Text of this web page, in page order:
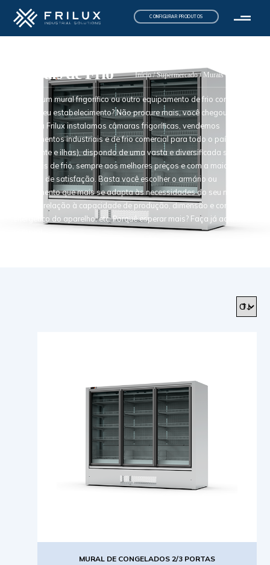
CONFIGURAR PRODUTOS
Murais de Frio Início/Supermercado/ Murais de Frio
Procura um mural frigorífico ou outro equipamento de frio comercial
para o seu estabelecimento? Não procure mais, você chegou ao sítio
certo. Na Frilux instalamos câmaras frigoríficas, vendemos
equipamentos industriais e de frio comercial para todo o país
(continente e ilhas), dispondo de uma vasta e diversificada seleção
de murais de frio, sempre aos melhores preços e com a maior
garantia de satisfação. Basta você escolher o armário ou
equipamento que mais se adapta às necessidades do seu negócio,
quer em relação à capacidade de produção, dimensão e consumo
energético do aparelho, etc. Porquê esperar mais? Faça já aqui a sua
MURAL DE CONGELADOS 2/3 PORTAS